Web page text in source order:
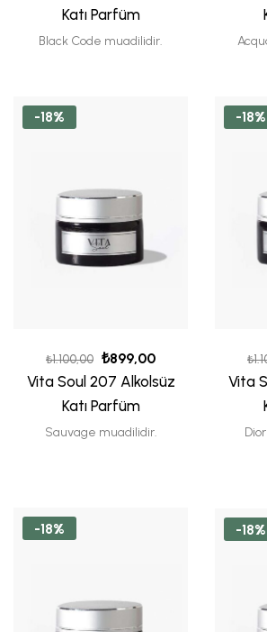
Katı Parfüm
Black Code muadilidir.
-18%
₺1.100,00 ₺899,00
Vita Soul 207 Alkolsüz
Katı Parfüm
Sauvage muadilidir.
-18%
₺
Vita
-18% -18%